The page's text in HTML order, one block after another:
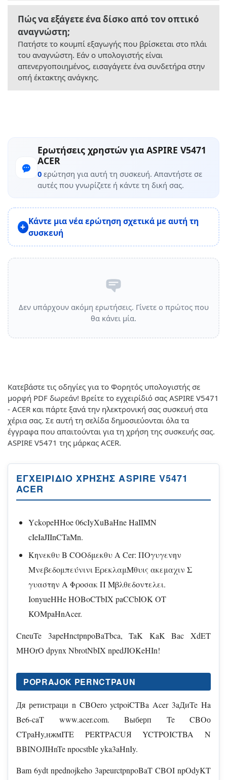
Πώς να εξάγετε ένα δίσκο από τον οπτικό
αναγνώστη;
Πατήστε το κουμπί εξαγωγής που βρίσκεται στο πλάι
του αναγνώστη. Εάν ο υπολογιστής είναι
απενεργοποιημένος, εισαγάγετε ένα συνδετήρα στην
οπή έκτακτης ανάγκης.
Ερωτήσεις χρηστών για ASPIRE V5471
ACER
0 ερώτηση για αυτή τη συσκευή. Απαντήστε σε
αυτές που γνωρίζετε ή κάντε τη δική σας.
Κάντε μια νέα ερώτηση σχετικά με αυτή τη
συσκευή
Δεν υπάρχουν ακόμη ερωτήσεις. Γίνετε ο πρώτος που
θα κάνει μία.
Κατεβάστε τις οδηγίες για το Φορητός υπολογιστής σε
μορφή PDF δωρεάν! Βρείτε το εγχειρίδιό σας ASPIRE V5471
- ACER και πάρτε ξανά την ηλεκτρονική σας συσκευή στα
χέρια σας. Σε αυτή τη σελίδα δημοσιεύονται όλα τα
έγγραφα που απαιτούνται για τη χρήση της συσκευής σας.
ASPIRE V5471 της μάρκας ACER.
ΕΓΧΕΙΡΊΔΙΟ ΧΡΉΣΗΣ ASPIRE V5471
ACER
YckopeHHoe 06cIyXuBaHne HaIIMN
cIeIaJIInCTaMn.
Κηνεκθυ B COOδμεκθυ A Cer: ΠΟγυγενην
Μνεβεδομπεύνινι ΕρεκλαμΜθυις ακεμαχιν Σ
γυαστην Α Φροσακ Π Μβλθεδοντελει.
IonyueHHe HOBoCTbIX paCCbIOK OT
KOMpaHnAcer.
CneuTe 3apeHnctpnpoBaTbca, TaK KaK Bac XdET
MHOrO dpynx NbrotNbIX npedJIOKeHIn!
POPRAJOK PERNCTPAUN
Дя ретистраци n CBOero yctpoiCTBa Acer 3aДиTe Ha
Be6-caT www.acer.com. Bыберп Te CBOо
CTpaHy,нжмITE PERTPACUЯ YCTPOICTBA N
BBINOJIHnTe npocstbIe yka3aHnIy.
Bam 6ydt npednojkeho 3apeurctpnpoBaT CBOI npOdyKT